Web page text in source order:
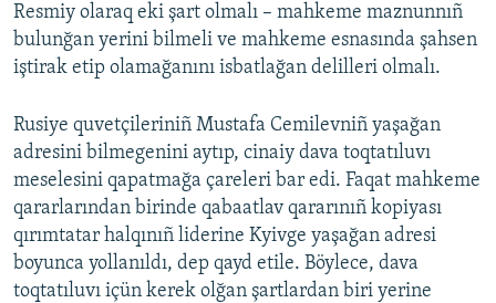
Resmiy olaraq eki şart olmalı – mahkeme maznunnıñ
bulunğan yerini bilmeli ve mahkeme esnasında şahsen
iştirak etip olamağanını isbatlağan delilleri olmalı.
Rusiye quvetçileriniñ Mustafa Cemilevniñ yaşağan
adresini bilmegenini aytıp, cinaiy dava toqtatıluvı
meselesini qapatmağa çareleri bar edi. Faqat mahkeme
qararlarından birinde qabaatlav qararınıñ kopiyası
qırımtatar halqınıñ liderine Kyivge yaşağan adresi
boyunca yollanıldı, dep qayd etile. Böylece, dava
toqtatıluvı içün kerek olğan şartlardan biri yerine